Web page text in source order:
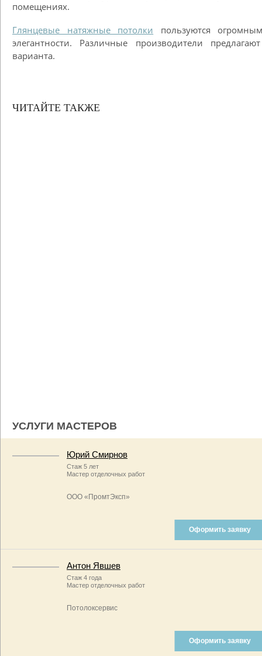
помещениях.
Глянцевые натяжные потолки пользуются
элегантности. Различные производители
варианта.
ЧИТАЙТЕ ТАКЖЕ
УСЛУГИ МАСТЕРОВ
Юрий Смирнов
Стаж 5 лет
Мастер отделочных работ
ООО «ПромтЭксп»
Оформить заявку
Антон Явшев
Стаж 4 года
Мастер отделочных работ
Потолоксервис
Оформить заявку